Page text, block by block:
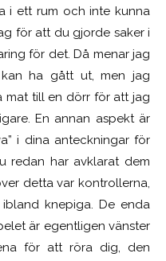
i ett rum och inte kunna
för att du gjorde saker i
för det. Då menar jag
ha gått ut, men jag
mat till en dörr för att jag
En annan aspekt är
i dina anteckningar för
redan har avklarat dem
detta var kontrollerna,
knepiga. De enda
är egentligen vänster
för att röra dig, den